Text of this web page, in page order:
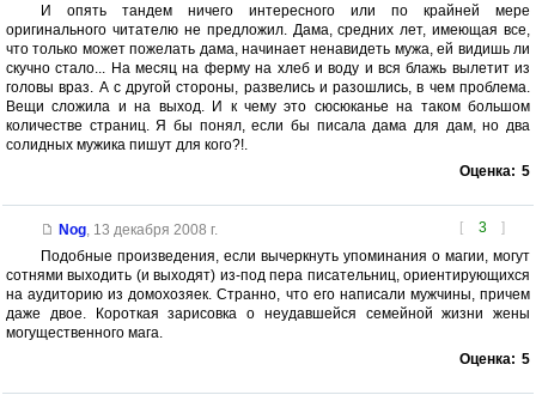
И опять тандем ничего интересного или по крайней мере
оригинального читателю не предложил. Дама, средних лет, имеющая все,
что только может пожелать дама, начинает ненавидеть мужа, ей видишь ли
скучно стало... На месяц на ферму на хлеб и воду и вся блажь вылетит из
головы враз. А с другой стороны, развелись и разошлись, в чем проблема.
Вещи сложила и на выход. И к чему это сюсюканье на таком большом
количестве страниц. Я бы понял, если бы писала дама для дам, но два
солидных мужика пишут для кого?!.
Оценка: 5
[ 3 ]
Nog, 13 декабря 2008 г.
Подобные произведения, если вычеркнуть упоминания о магии, могут
сотнями выходить (и выходят) из-под пера писательниц, ориентирующихся
на аудиторию из домохозяек. Странно, что его написали мужчины, причем
даже двое. Короткая зарисовка о неудавшейся семейной жизни жены
могущественного мага.
Оценка: 5